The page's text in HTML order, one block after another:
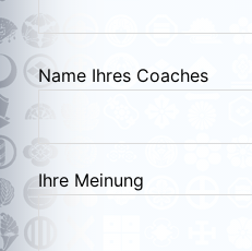
Name Ihres Coaches
Ihre Meinung